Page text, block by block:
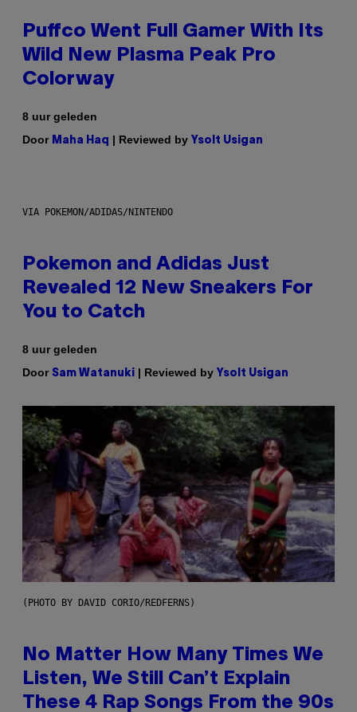
Puffco Went Full Gamer With Its
Wild New Plasma Peak Pro
Colorway
8 uur geleden
Door Maha Haq | Reviewed by Ysolt Usigan
VIA POKEMON/ADIDAS/NINTENDO
Pokemon and Adidas Just
Revealed 12 New Sneakers For
You to Catch
8 uur geleden
Door Sam Watanuki | Reviewed by Ysolt Usigan
(PHOTO BY DAVID CORIO/REDFERNS)
No Matter How Many Times We
Listen, We Still Can’t Explain
These 4 Rap Songs From the 90s